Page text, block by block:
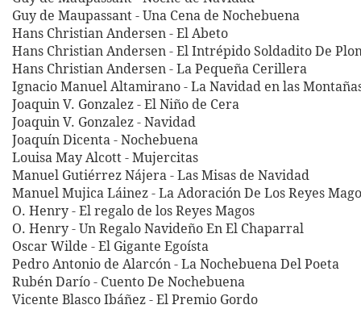
Guy de Maupassant - Una Cena de Nochebuena
Hans Christian Andersen - El Abeto
Hans Christian Andersen - El Intrépido Soldadito De
Hans Christian Andersen - La Pequeña Cerillera
Ignacio Manuel Altamirano - La Navidad en las
Joaquin V. Gonzalez - El Niño de Cera
Joaquin V. Gonzalez - Navidad
Joaquín Dicenta - Nochebuena
Louisa May Alcott - Mujercitas
Manuel Gutiérrez Nájera - Las Misas de Navidad
Manuel Mujica Láinez - La Adoración De Los Reyes
O. Henry - El regalo de los Reyes Magos
O. Henry - Un Regalo Navideño En El Chaparral
Oscar Wilde - El Gigante Egoísta
Pedro Antonio de Alarcón - La Nochebuena Del Poeta
Rubén Darío - Cuento De Nochebuena
Vicente Blasco Ibáñez - El Premio Gordo